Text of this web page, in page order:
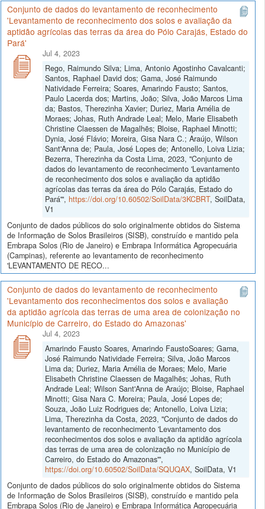
Conjunto de dados do levantamento de reconhecimento
'Levantamento de reconhecimento dos solos e avaliação da
aptidão agrícolas das terras da área do Pólo Carajás, Estado do
Pará'
Jul 4, 2023
Rego, Raimundo Silva; Lima, Antonio Agostinho Cavalcanti;
Santos, Raphael David dos; Gama, José Raimundo
Natividade Ferreira; Soares, Amarindo Fausto; Santos,
Paulo Lacerda dos; Martins, João; Silva, João Marcos Lima
da; Bastos, Therezinha Xavier; Duriez, Maria Amélia de
Moraes; Johas, Ruth Andrade Leal; Melo, Marie Elisabeth
Christine Claessen de Magalhẽs; Bloise, Raphael Minotti;
Dynia, José Flávio; Moreira, Gisa Nara C.; Araújo, Wilson
Sant'Anna de; Paula, José Lopes de; Antonello, Loiva Lizia;
Bezerra, Therezinha da Costa Lima, 2023, "Conjunto de
dados do levantamento de reconhecimento 'Levantamento
de reconhecimento dos solos e avaliação da aptidão
agrícolas das terras da área do Pólo Carajás, Estado do
Pará'", https://doi.org/10.60502/SoilData/3KCBRT, SoilData,
V1
Conjunto de dados públicos do solo originalmente obtidos do Sistema
de Informação de Solos Brasileiros (SISB), construído e mantido pela
Embrapa Solos (Rio de Janeiro) e Embrapa Informática Agropecuária
(Campinas), referente ao levantamento de reconhecimento
'LEVANTAMENTO DE RECO...
Conjunto de dados do levantamento de reconhecimento
'Levantamento dos reconhecimentos dos solos e avaliação
da aptidão agrícola das terras de uma area de colonização no
Município de Carreiro, do Estado do Amazonas'
Jul 4, 2023
Amarindo Fausto Soares, Amarindo FaustoSoares; Gama,
José Raimundo Natividade Ferreira; Silva, João Marcos
Lima da; Duriez, Maria Amélia de Moraes; Melo, Marie
Elisabeth Christine Claessen de Magalhẽs; Johas, Ruth
Andrade Leal; Wilson Sant'Anna de Araújo; Bloise, Raphael
Minotti; Gisa Nara C. Moreira; Paula, José Lopes de;
Souza, João Luiz Rodrigues de; Antonello, Loiva Lizia;
Lima, Therezinha da Costa, 2023, "Conjunto de dados do
levantamento de reconhecimento 'Levantamento dos
reconhecimentos dos solos e avaliação da aptidão agrícola
das terras de uma area de colonização no Município de
Carreiro, do Estado do Amazonas'",
https://doi.org/10.60502/SoilData/SQUQAX, SoilData, V1
Conjunto de dados públicos do solo originalmente obtidos do Sistema
de Informação de Solos Brasileiros (SISB), construído e mantido pela
Embrapa Solos (Rio de Janeiro) e Embrapa Informática Agropecuária